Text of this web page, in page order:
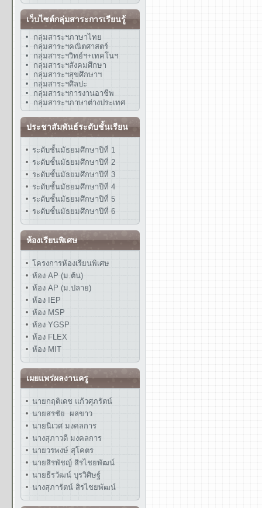
เว็บไซต์กลุ่มสาระการเรียนรู้
กลุ่มสาระฯภาษาไทย
กลุ่มสาระฯคณิตศาสตร์
กลุ่มสาระฯวิทย์ฯ+เทคโนฯ
กลุ่มสาระฯสังคมศึกษา
กลุ่มสาระฯสุขศึกษาฯ
กลุ่มสาระฯศิลปะ
กลุ่มสาระฯการงานอาชีพ
กลุ่มสาระฯภาษาต่างประเทศ
ประชาสัมพันธ์ระดับชั้นเรียน
ระดับชั้นมัธยมศึกษาปีที่ 1
ระดับชั้นมัธยมศึกษาปีที่ 2
ระดับชั้นมัธยมศึกษาปีที่ 3
ระดับชั้นมัธยมศึกษาปีที่ 4
ระดับชั้นมัธยมศึกษาปีที่ 5
ระดับชั้นมัธยมศึกษาปีที่ 6
ห้องเรียนพิเศษ
โครงการห้องเรียนพิเศษ
ห้อง AP (ม.ต้น)
ห้อง AP (ม.ปลาย)
ห้อง IEP
ห้อง MSP
ห้อง YGSP
ห้อง FLEX
ห้อง MIT
เผยแพร่ผลงานครู
นายกฤติเดช แก้วศุภรัตน์
นายสรชัย ผลขาว
นายนิเวศ มงคลการ
นางสุภาวดี มงคลการ
นายวรพงษ์ สุโคตร
นายสิรพัชญ์ สิรไชยพัฒน์
นายธีรวัฒน์ บุรวิศิษฐ์
นางสุภารัตน์ สิรไชยพัฒน์